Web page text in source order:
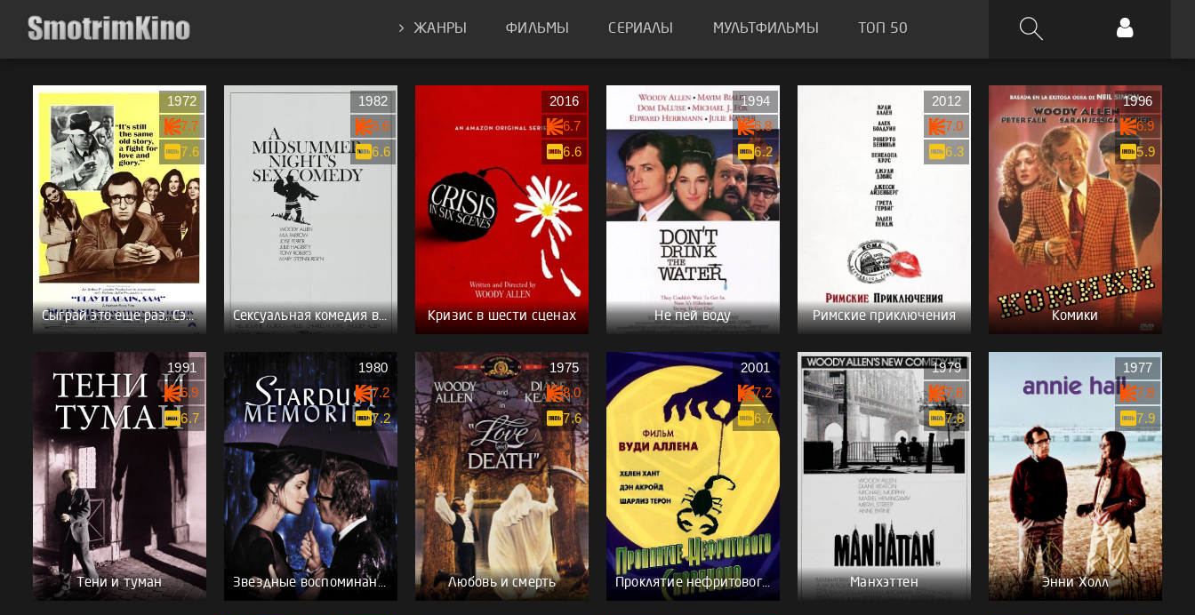
ЖАНРЫ ФИЛЬМЫ СЕРИАЛЫ МУЛЬТФИЛЬМЫ ТОП 50
Сыграй это еще раз, Сэм!
1972
7.7
7.6
Сексуальная комедия в летнюю ночь
1982
6.6
6.6
Кризис в шести сценах
2016
6.7
6.6
Не пей воду
1994
6.8
6.2
Римские приключения
2012
7.0
6.3
Комики
1996
6.9
5.9
Тени и туман
1991
6.9
6.7
Звездные воспоминания
1980
7.2
7.2
Любовь и смерть
1975
8.0
7.6
Проклятие нефритового скорпиона
2001
7.2
6.7
Манхэттен
1979
7.8
7.8
Энни Холл
1977
7.8
7.9